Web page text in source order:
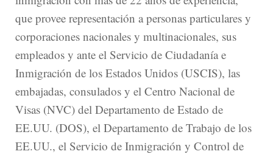
que provee representación a personas particulares y
corporaciones nacionales y multinacionales, sus
empleados y ante el Servicio de Ciudadanía e
Inmigración de los Estados Unidos (USCIS), las
embajadas, consulados y el Centro Nacional de
Visas (NVC) del Departamento de Estado de
EE.UU. (DOS), el Departamento de Trabajo de los
EE.UU., el Servicio de Inmigración y Control de